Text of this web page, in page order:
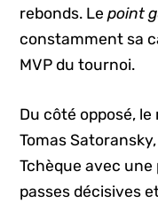
rebonds. Lepoint
constamment sa
MVP du tournoi.
Du côté opposé,
Tomas
Tchèque avec
passes décisives